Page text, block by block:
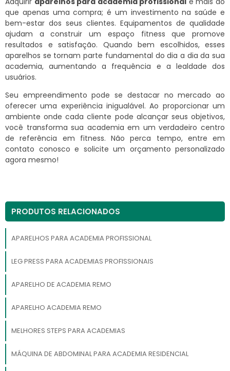
que apenas uma compra; é um investimento na saúde e
bem-estar dos seus clientes. Equipamentos de qualidade
ajudam a construir um espaço fitness que promove
resultados e satisfação. Quando bem escolhidos, esses
aparelhos se tornam parte fundamental do dia a dia da sua
academia, aumentando a frequência e a lealdade dos
usuários.
Seu empreendimento pode se destacar no mercado ao
oferecer uma experiência inigualável. Ao proporcionar um
ambiente onde cada cliente pode alcançar seus objetivos,
você transforma sua academia em um verdadeiro centro
de referência em fitness. Não perca tempo, entre em
contato conosco e solicite um orçamento personalizado
agora mesmo!
PRODUTOS RELACIONADOS
APARELHOS PARA ACADEMIA PROFISSIONAL
LEG PRESS PARA ACADEMIAS PROFISSIONAIS
APARELHO DE ACADEMIA REMO
APARELHO ACADEMIA REMO
MELHORES STEPS PARA ACADEMIAS
MÁQUINA DE ABDOMINAL PARA ACADEMIA RESIDENCIAL